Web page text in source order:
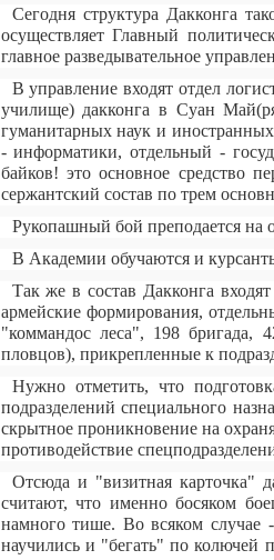
Сегодня структура Дакконга
осуществляет Главный
главное разведывательное
В управление входят отдел
училище) дакконга в Суан
гуманитарных наук и
- информатики, отдельный -
байков! это основное средство
сержантский состав по трем
Рукопашный бой преподается на
В Академии обучаются и
Так же в состав Дакконга
армейские формирования,
"коммандос леса", 198 бригада,
пловцов), прикрепленные к
Нужно отметить, что
подразделений специального
скрытное проникновение на
противодействие
Отсюда и "визитная карточка"
считают, что именно босяком
намного тише. Во всяком случае
научились и "бегать" по колючей